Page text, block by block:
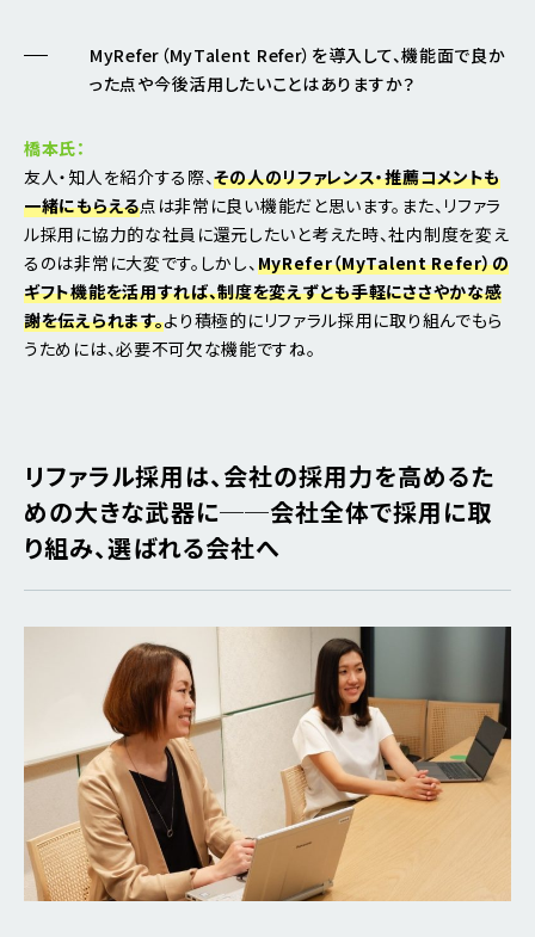
MyRefer（MyTalent Refer）を導入して、機能面で良か
った点や今後活用したいことはありますか？
橋本氏：
友人・知人を紹介する際、その人のリファレンス・推薦コメントも
一緒にもらえる点は非常に良い機能だと思います。また、リファラ
ル採用に協力的な社員に還元したいと考えた時、社内制度を変え
るのは非常に大変です。しかし、MyRefer（MyTalent Refer）の
ギフト機能を活用すれば、制度を変えずとも手軽にささやかな感
謝を伝えられます。より積極的にリファラル採用に取り組んでもら
うためには、必要不可欠な機能ですね。
リファラル採用は、会社の採用力を高めるた
めの大きな武器に──会社全体で採用に取
り組み、選ばれる会社へ